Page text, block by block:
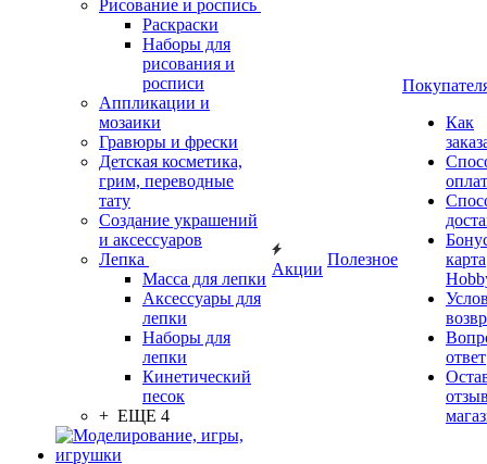
Рисование и роспись
Раскраски
Наборы для
рисования и
росписи
Аппликации и
мозаики
Гравюры и фрески
Детская косметика,
грим, переводные
тату
Создание украшений
и аксессуаров
Лепка
Масса для лепки
Аксессуары для
лепки
Наборы для
лепки
Кинетический
песок
+ ЕЩЕ 4
Акции
Полезное
Как
карта
ответ